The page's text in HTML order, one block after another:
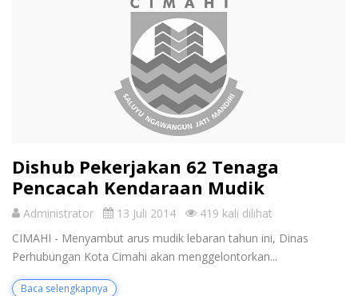
Dishub Pekerjakan 62 Tenaga
Pencacah Kendaraan Mudik
Administrator 13 Juli 2014
419 kali dilihat
CIMAHI - Menyambut arus mudik lebaran tahun ini, Dinas
Perhubungan Kota Cimahi akan menggelontorkan...
Baca selengkapnya